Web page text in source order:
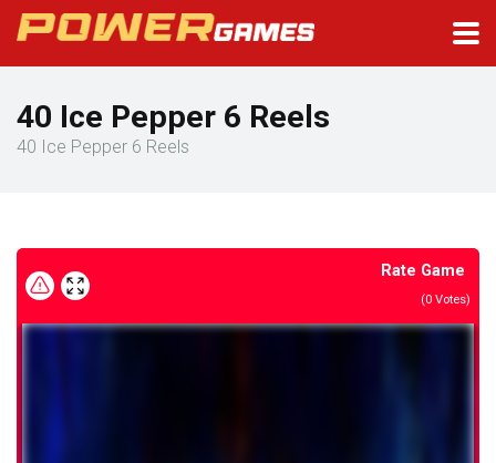
40 Ice Pepper 6 Reels
40 Ice Pepper 6 Reels
Rate Game
(0 Votes)